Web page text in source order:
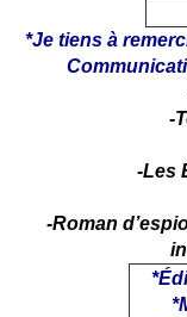
*Je tiens à
-
-Les
-Roman